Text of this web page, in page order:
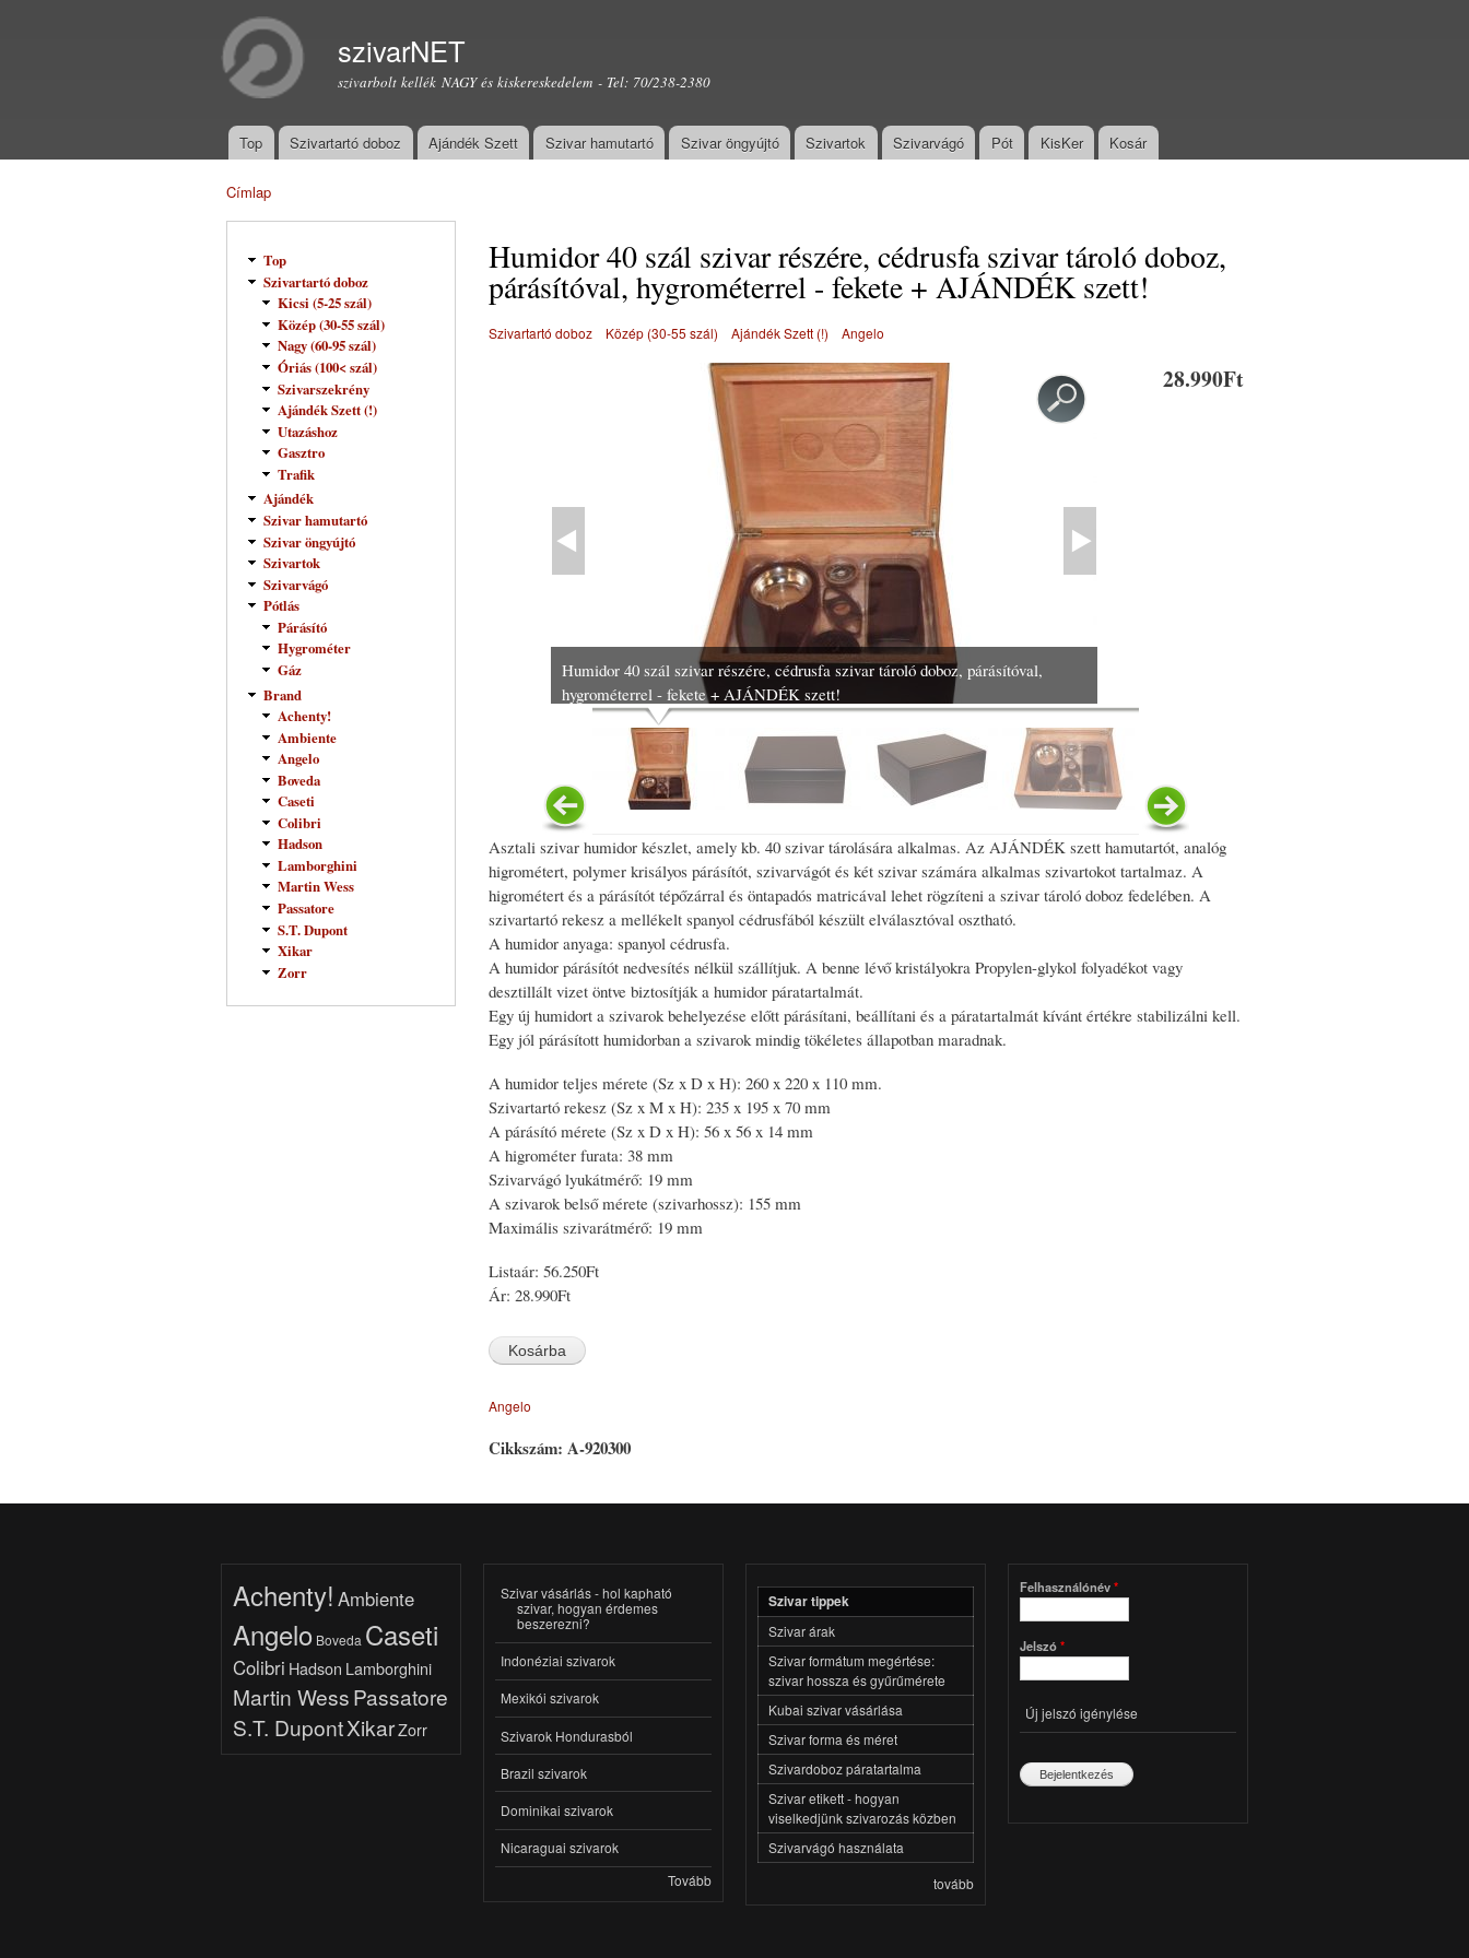
szivarNET
szivarbolt kellék NAGY és kiskereskedelem - Tel: 70/238-2380
Főmenü
Top Szivartartó doboz Ajándék Szett Szivar hamutartó Szivar öngyújtó Szivartok Szivarvágó Pót KisKer Kosár
Címlap
Top
Szivartartó doboz
Kicsi (5-25 szál)
Közép (30-55 szál)
Nagy (60-95 szál)
Óriás (100< szál)
Szivarszekrény
Ajándék Szett (!)
Utazáshoz
Gasztro
Trafik
Ajándék
Szivar hamutartó
Szivar öngyújtó
Szivartok
Szivarvágó
Pótlás
Párásító
Hygrométer
Gáz
Brand
Achenty!
Ambiente
Angelo
Boveda
Caseti
Colibri
Hadson
Lamborghini
Martin Wess
Passatore
S.T. Dupont
Xikar
Zorr
Humidor 40 szál szivar részére, cédrusfa szivar tároló doboz,
párásítóval, hygrométerrel - fekete + AJÁNDÉK szett!
Szivartartó doboz Közép (30-55 szál) Ajándék Szett (!) Angelo
28.990Ft
Humidor 40 szál szivar részére, cédrusfa szivar tároló doboz, párásítóval,
hygrométerrel - fekete + AJÁNDÉK szett!
Asztali szivar humidor készlet, amely kb. 40 szivar tárolására alkalmas. Az AJÁNDÉK szett hamutartót, analóg
higrométert, polymer krisályos párásítót, szivarvágót és két szivar számára alkalmas szivartokot tartalmaz. A
higrométert és a párásítót tépőzárral és öntapadós matricával lehet rögzíteni a szivar tároló doboz fedelében. A
szivartartó rekesz a mellékelt spanyol cédrusfából készült elválasztóval osztható.
A humidor anyaga: spanyol cédrusfa.
A humidor párásítót nedvesítés nélkül szállítjuk. A benne lévő kristályokra Propylen-glykol folyadékot vagy
desztillált vizet öntve biztosítják a humidor páratartalmát.
Egy új humidort a szivarok behelyezése előtt párásítani, beállítani és a páratartalmát kívánt értékre stabilizálni kell.
Egy jól párásított humidorban a szivarok mindig tökéletes állapotban maradnak.
A humidor teljes mérete (Sz x D x H): 260 x 220 x 110 mm.
Szivartartó rekesz (Sz x M x H): 235 x 195 x 70 mm
A párásító mérete (Sz x D x H): 56 x 56 x 14 mm
A higrométer furata: 38 mm
Szivarvágó lyukátmérő: 19 mm
A szivarok belső mérete (szivarhossz): 155 mm
Maximális szivarátmérő: 19 mm
Listaár: 56.250Ft
Ár: 28.990Ft
Angelo
Cikkszám: A-920300
Achenty! Ambiente
Angelo Boveda Caseti
Colibri Hadson Lamborghini
Martin WessPassatore
S.T. DupontXikarZorr
Szivar vásárlás - hol kapható
szivar, hogyan érdemes
beszerezni?
Indonéziai szivarok
Mexikói szivarok
Szivarok Hondurasból
Brazil szivarok
Dominikai szivarok
Nicaraguai szivarok
Tovább
Szivar tippek
Szivar árak
Szivar formátum megértése:
szivar hossza és gyűrűmérete
Kubai szivar vásárlása
Szivar forma és méret
Szivardoboz páratartalma
Szivar etikett - hogyan
viselkedjünk szivarozás közben
Szivarvágó használata
tovább
Felhasználónév*
Jelszó*
Új jelszó igénylése